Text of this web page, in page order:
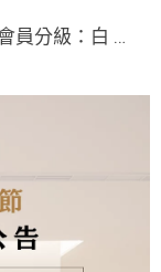
員分級：白 …